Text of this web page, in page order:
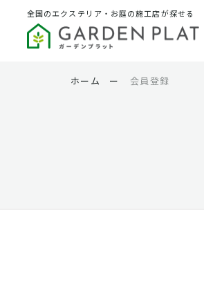
全国のエクステリア・お庭の施工店が探せる
ホーム ー 会員登録